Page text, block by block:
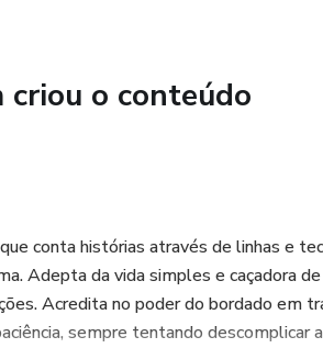
criou o conteúdo
conta histórias através de linhas e
Adepta da vida simples e caçadora
Acredita no poder do bordado em
sempre tentando descomplicar